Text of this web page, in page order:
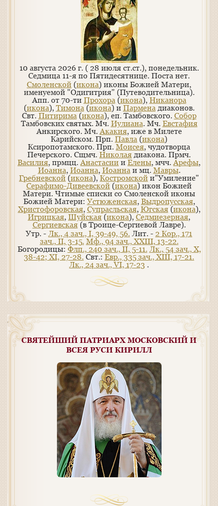
10 августа 2026 г. ( 28 июля ст.ст.), понедельник.
Седмица 11-я по Пятидесятнице. Поста нет.
Смоленской (икона) иконы Божией Матери,
именуемой "Одигитрия" (Путеводительница).
Апп. от 70-ти Прохора(икона), Никанора
(икона), Тимона(икона) и Парменадиаконов.
Свт. Питирима(икона), еп. Тамбовского. Собор
Тамбовских святых. Мч. Иулиана. Мч. Евстафия
Анкирского. Мч.Акакия, иже в Милете
Карийском. Прп. Павла (икона)
Ксиропотамского. Прп. Моисея, чудотворца
Печерского. Сщмч. Николая диакона. Прмч.
Василия, прмцц.Анастасии и Елены, мчч.Арефы,
Иоанна, Иоанна, Иоаннаи мц. Мавры.
Гребневской (икона), Костромской и"Умиление"
Серафимо-Дивеевской (икона) икон Божией
Матери. Чтимые списки со Смоленской иконы
Божией Матери:Устюженская, Выдропусская,
Христофоровская, Супрасльская, Югская(икона),
Игрицкая, Шуйская (икона), Седмиезерная,
Сергиевская(в Троице-Сергиевой Лавре).
Утр. - Лк., 4 зач., I, 39-49, 56. Лит. - 2 Кор., 171
зач., II, 3-15. Мф., 94 зач., XXIII, 13-22.
Богородицы: Флп., 240 зач., II, 5-11. Лк., 54 зач., X,
38-42; XI, 27-28. Свт.: Евр., 335 зач., XIII, 17-21.
Лк., 24 зач., VI, 17-23 .
СВЯТЕЙШИЙ ПАТРИАРХ МОСКОВСКИЙ И
ВСЕЯ РУСИ КИРИЛЛ